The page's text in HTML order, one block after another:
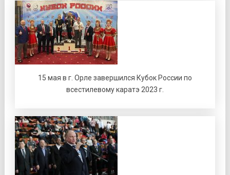
15 мая в г. Орле завершился Кубок России по
всестилевому каратэ 2023 г.